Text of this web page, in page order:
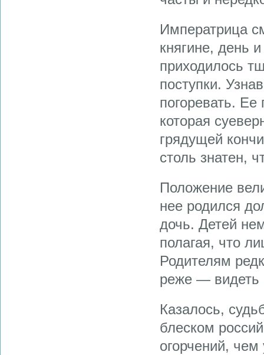
Императрица
княгине, день
приходилось
поступки.
погоревать.
которая
грядущей
столь знатен,
Положение
нее родился
дочь. Детей
полагая, что
Родителям
реже — видеть
Казалось,
блеском
огорчений, чем